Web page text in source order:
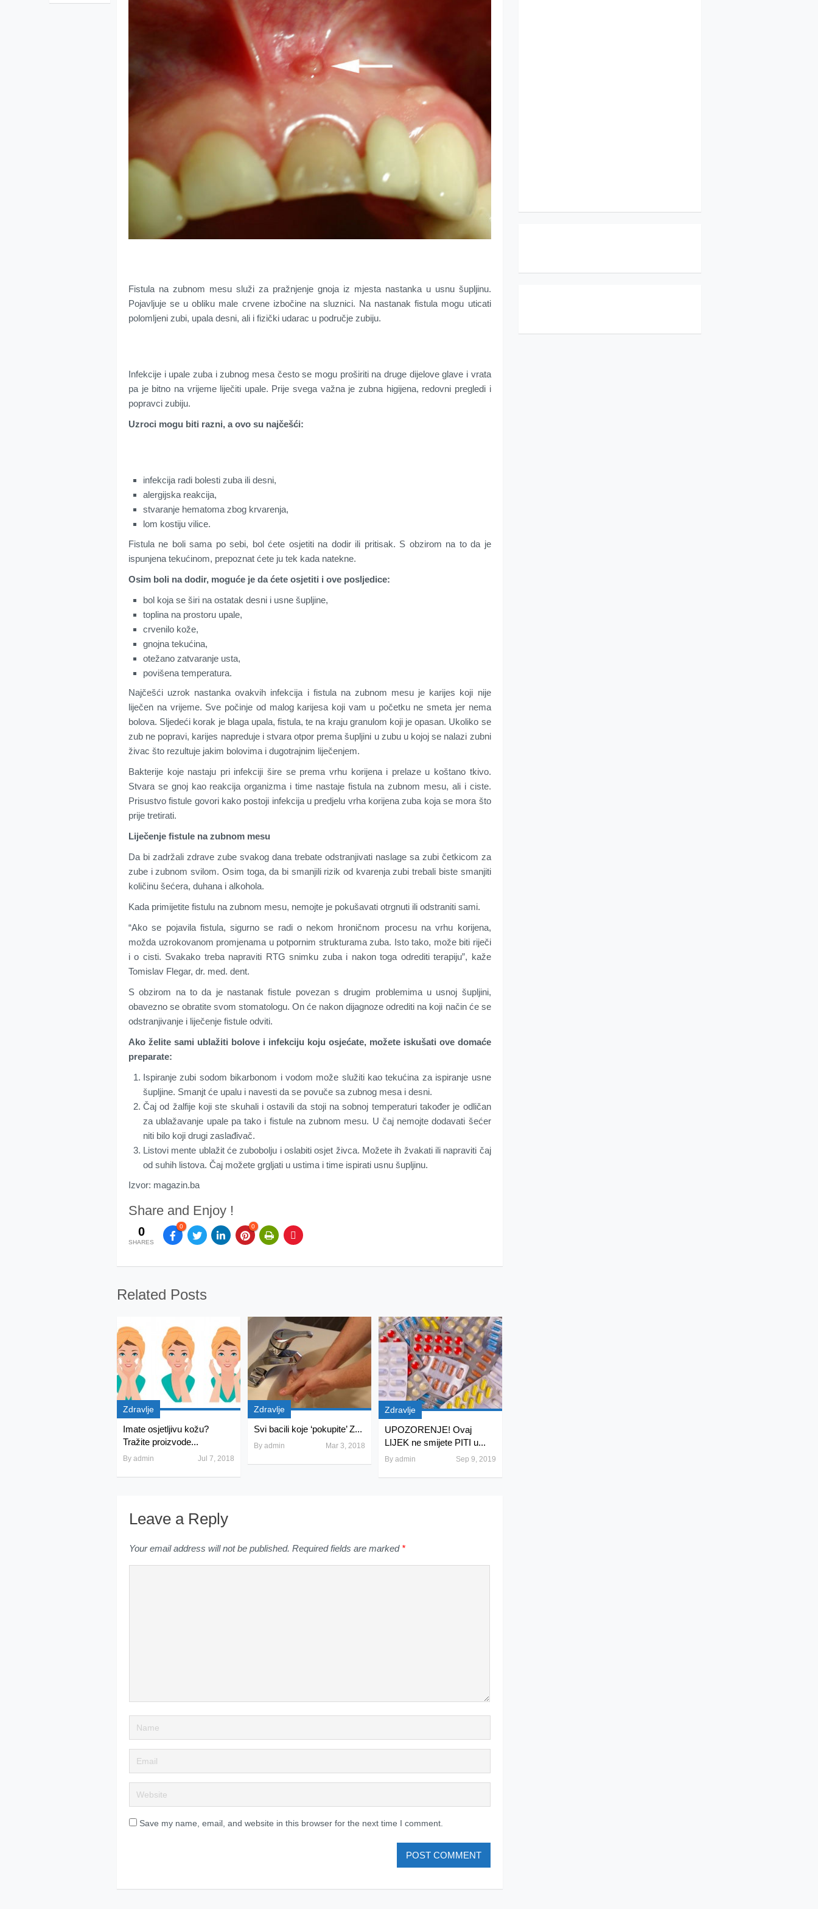
Fistula na zubnom mesu služi za pražnjenje gnoja iz mjesta nastanka u usnu šupljinu.
Pojavljuje se u obliku male crvene izbočine na sluznici. Na nastanak fistula mogu uticati
polomljeni zubi, upala desni, ali i fizički udarac u područje zubiju.
Infekcije i upale zuba i zubnog mesa često se mogu proširiti na druge dijelove glave i vrata
pa je bitno na vrijeme liječiti upale. Prije svega važna je zubna higijena, redovni pregledi i
popravci zubiju.
Uzroci mogu biti razni, a ovo su najčešći:
infekcija radi bolesti zuba ili desni,
alergijska reakcija,
stvaranje hematoma zbog krvarenja,
lom kostiju vilice.
Fistula ne boli sama po sebi, bol ćete osjetiti na dodir ili pritisak. S obzirom na to da je
ispunjena tekućinom, prepoznat ćete ju tek kada natekne.
Osim boli na dodir, moguće je da ćete osjetiti i ove posljedice:
bol koja se širi na ostatak desni i usne šupljine,
toplina na prostoru upale,
crvenilo kože,
gnojna tekućina,
otežano zatvaranje usta,
povišena temperatura.
Najčešći uzrok nastanka ovakvih infekcija i fistula na zubnom mesu je karijes koji nije
liječen na vrijeme. Sve počinje od malog karijesa koji vam u početku ne smeta jer nema
bolova. Sljedeći korak je blaga upala, fistula, te na kraju granulom koji je opasan. Ukoliko se
zub ne popravi, karijes napreduje i stvara otpor prema šupljini u zubu u kojoj se nalazi zubni
živac što rezultuje jakim bolovima i dugotrajnim liječenjem.
Bakterije koje nastaju pri infekciji šire se prema vrhu korijena i prelaze u koštano tkivo.
Stvara se gnoj kao reakcija organizma i time nastaje fistula na zubnom mesu, ali i ciste.
Prisustvo fistule govori kako postoji infekcija u predjelu vrha korijena zuba koja se mora što
prije tretirati.
Liječenje fistule na zubnom mesu
Da bi zadržali zdrave zube svakog dana trebate odstranjivati naslage sa zubi četkicom za
zube i zubnom svilom. Osim toga, da bi smanjili rizik od kvarenja zubi trebali biste smanjiti
količinu šećera, duhana i alkohola.
Kada primijetite fistulu na zubnom mesu, nemojte je pokušavati otrgnuti ili odstraniti sami.
“Ako se pojavila fistula, sigurno se radi o nekom hroničnom procesu na vrhu korijena,
možda uzrokovanom promjenama u potpornim strukturama zuba. Isto tako, može biti riječi
i o cisti. Svakako treba napraviti RTG snimku zuba i nakon toga odrediti terapiju”, kaže
Tomislav Flegar, dr. med. dent.
S obzirom na to da je nastanak fistule povezan s drugim problemima u usnoj šupljini,
obavezno se obratite svom stomatologu. On će nakon dijagnoze odrediti na koji način će se
odstranjivanje i liječenje fistule odviti.
Ako želite sami ublažiti bolove i infekciju koju osjećate, možete iskušati ove domaće
preparate:
Ispiranje zubi sodom bikarbonom i vodom može služiti kao tekućina za ispiranje usne
šupljine. Smanjt će upalu i navesti da se povuče sa zubnog mesa i desni.
Čaj od žalfije koji ste skuhali i ostavili da stoji na sobnoj temperaturi također je odličan
za ublažavanje upale pa tako i fistule na zubnom mesu. U čaj nemojte dodavati šećer
niti bilo koji drugi zaslađivač.
Listovi mente ublažit će zubobolju i oslabiti osjet živca. Možete ih žvakati ili napraviti čaj
od suhih listova. Čaj možete grgljati u ustima i time ispirati usnu šupljinu.
Izvor: magazin.ba
Share and Enjoy !
0
SHARES
0 0
Related Posts
Zdravlje
Imate osjetljivu kožu?
Tražite proizvode...
By admin Jul 7, 2018
Zdravlje
Svi bacili koje ‘pokupite’ Z...
By admin Mar 3, 2018
Zdravlje
UPOZORENJE! Ovaj
LIJEK ne smijete PITI u...
By admin Sep 9, 2019
Leave a Reply
Your email address will not be published. Required fields are marked *
Save my name, email, and website in this browser for the next time I comment.